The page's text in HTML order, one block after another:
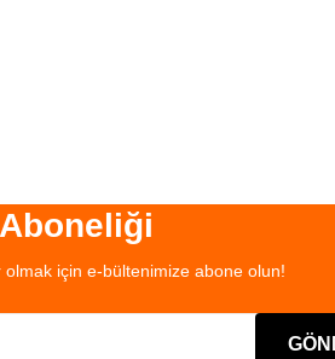
için e-bültenimize abone olun!